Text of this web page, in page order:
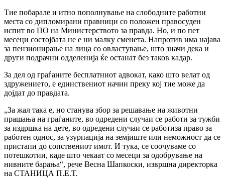
Тие побарале и итно пополнување на слободните работни
места со дипломирани правници со положен правосуден
испит во ПО на Министерството за правда. Но, и по пет
месеци состојбата не е ни малку сменета. Напротив има најава
за пензионирање на лица со овластување, што значи дека и
други подрачни одделенија ќе останат без таков кадар.
За дел од граѓаните бесплатниот адвокат, како што велат од
здружението, е единствениот начин преку кој тие може да
дојдат до правдата.
„За жал така е, но станува збор за решавање на животни
прашања на граѓаните, во одредени случаи се работи за тужби
за издршка на дете, во одредени случаи се работиза право за
работен однос, за узурпација на земјиште или неможност да се
пристапи до сопствениот имот. И тука, се соочуваме со
потешкотии, каде што чекаат со месеци за одобрување на
нивните барања“, рече Весна Шапкоски, извршна директорка
на СТАНИЦА П.Е.Т.